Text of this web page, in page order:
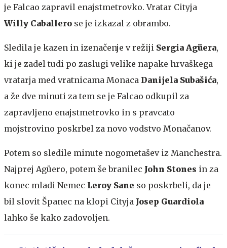
je Falcao zapravil enajstmetrovko. Vratar Cityja
Willy Caballero se je izkazal z obrambo.
Sledila je kazen in izenačenje v režiji Sergia Agüera,
ki je zadel tudi po zaslugi velike napake hrvaškega
vratarja med vratnicama Monaca Danijela Subašića,
a že dve minuti za tem se je Falcao odkupil za
zapravljeno enajstmetrovko in s pravcato
mojstrovino poskrbel za novo vodstvo Monačanov.
Potem so sledile minute nogometašev iz Manchestra.
Najprej Agüero, potem še branilec John Stones in za
konec mladi Nemec Leroy Sane so poskrbeli, da je
bil slovit Španec na klopi Cityja Josep Guardiola
lahko še kako zadovoljen.